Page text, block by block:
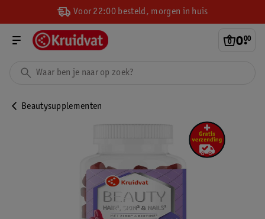
Voor 22:00 besteld, morgen in huis
0.
00
Beautysupplementen